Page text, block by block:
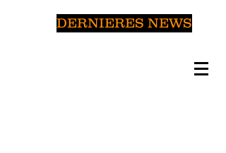
DERNIERES NEWS